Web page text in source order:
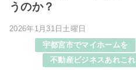
うのか？
2026年1月31日土曜日
宇都宮市でマイホームを
不動産ビジネスあれこれ